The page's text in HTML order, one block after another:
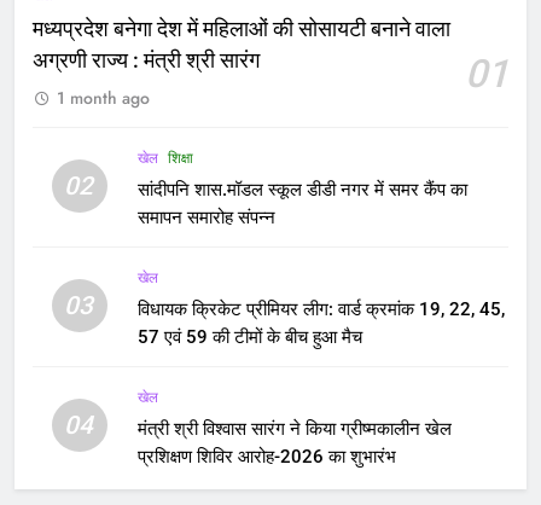
मध्यप्रदेश बनेगा देश में महिलाओं की सोसायटी बनाने वाला
अग्रणी राज्य : मंत्री श्री सारंग
01
1 month ago
02
खेल शिक्षा
सांदीपनि शास.मॉडल स्कूल डीडी नगर में समर कैंप का
समापन समारोह संपन्न
03
खेल
विधायक क्रिकेट प्रीमियर लीग: वार्ड क्रमांक 19, 22, 45,
57 एवं 59 की टीमों के बीच हुआ मैच
04
खेल
मंत्री श्री विश्वास सारंग ने किया ग्रीष्मकालीन खेल
प्रशिक्षण शिविर आरोह-2026 का शुभारंभ